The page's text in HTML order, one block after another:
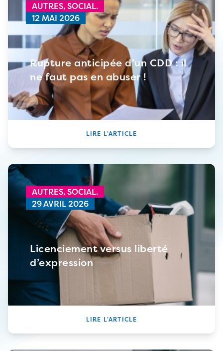
AUTRES,SOCIAL.
12 MAI 2026
Rupture anticipée d’un CDD : il
ne faut pas en abuser !
LIRE L’ARTICLE
AUTRES,SOCIAL.
29 AVRIL 2026
Licenciement versus liberté
d’expression
LIRE L’ARTICLE